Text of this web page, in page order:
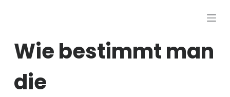
h
Wie bestimmt man
die